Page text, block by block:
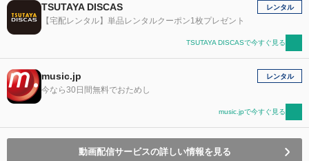
TSUTAYA DISCAS
【宅配レンタル】単品レンタルクーポン1枚プレゼント
レンタル
TSUTAYA DISCASで今すぐ見る
music.jp
今なら30日間無料でおためし
レンタル
music.jpで今すぐ見る
動画配信サービスの詳しい情報を見る